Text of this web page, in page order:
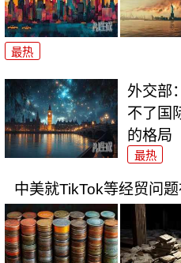
最热
外交部
不了国
的格局
最热
中美就TikTok等经贸问